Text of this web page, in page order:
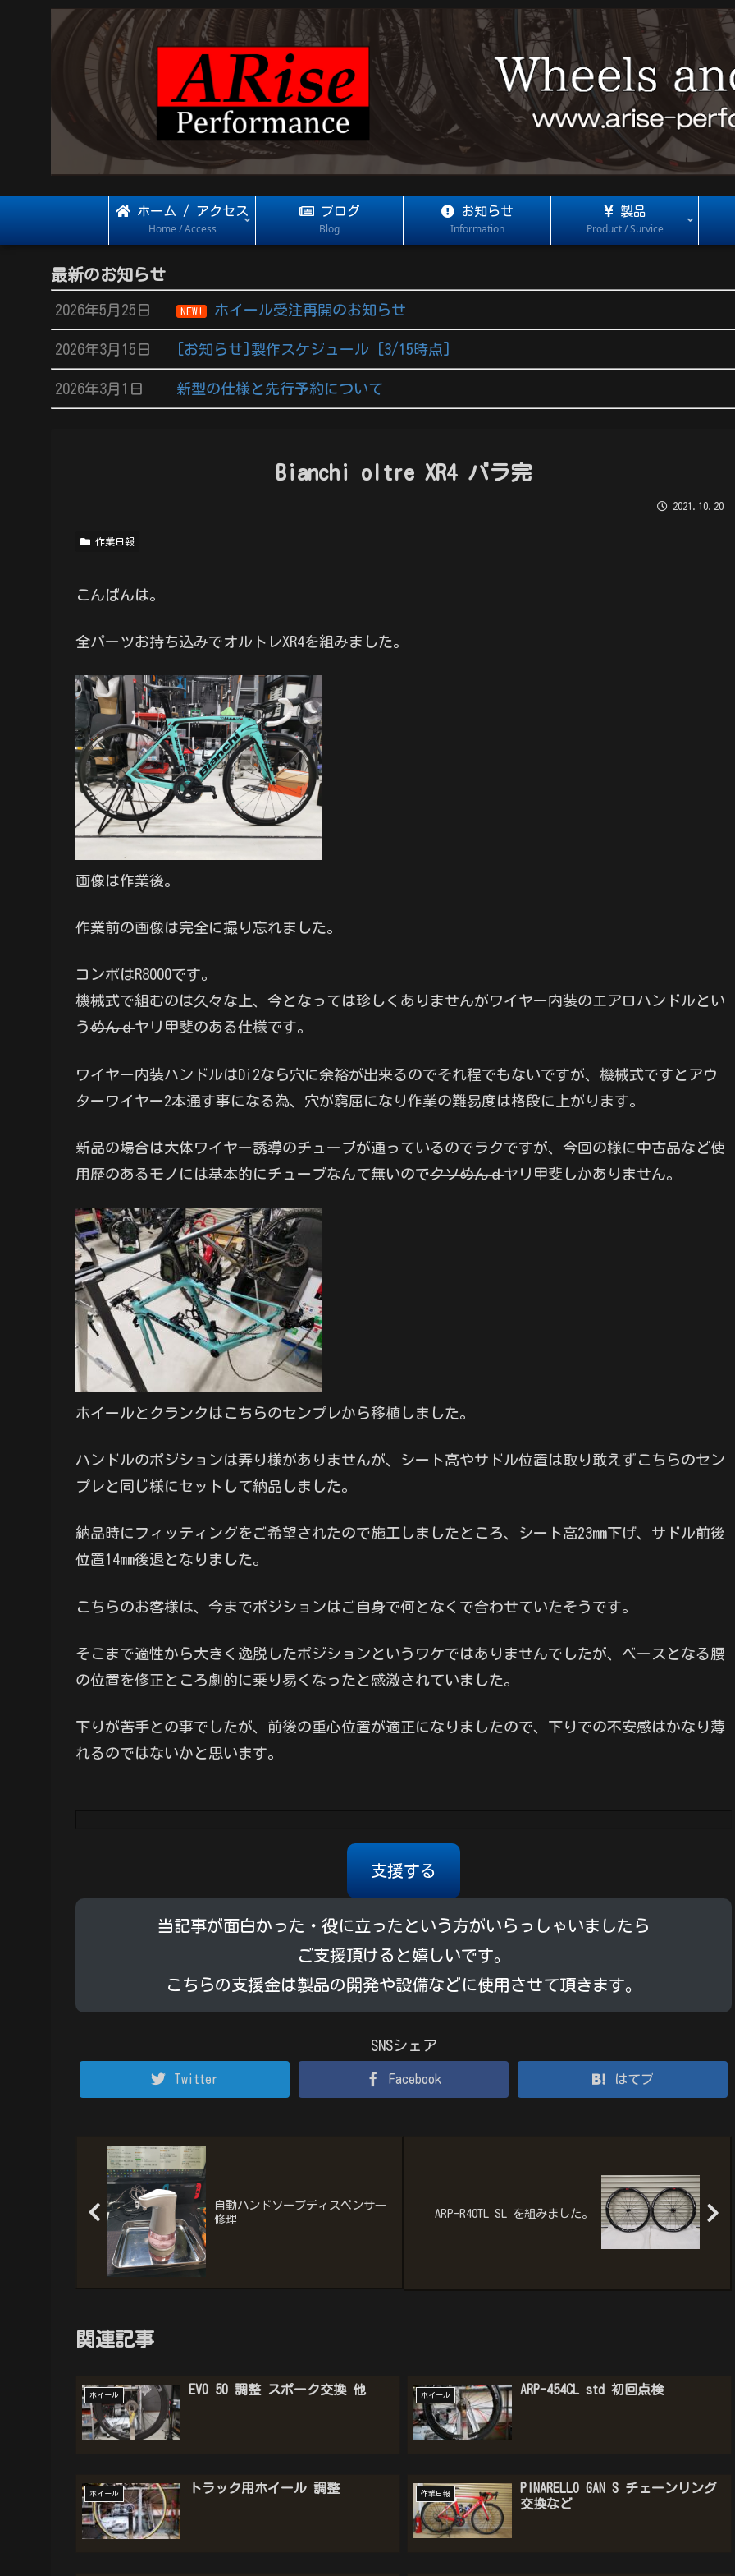
ホーム / アクセス
Home / Access
ブログ
Blog
お知らせ
Information
製品
Product / Survice
最新のお知らせ
2026年5月25日 NEW! ホイール受注再開のお知らせ
2026年3月15日 [お知らせ]製作スケジュール [3/15時点]
2026年3月1日 新型の仕様と先行予約について
Bianchi oltre XR4 バラ完
2021.10.20
作業日報
こんばんは。
全パーツお持ち込みでオルトレXR4を組みました。
画像は作業後。
作業前の画像は完全に撮り忘れました。
コンポはR8000です。
機械式で組むのは久々な上、今となっては珍しくありませんがワイヤー内装のエアロハンドルとい
うめんｄヤリ甲斐のある仕様です。
ワイヤー内装ハンドルはDi2なら穴に余裕が出来るのでそれ程でもないですが、機械式ですとアウ
ターワイヤー2本通す事になる為、穴が窮屈になり作業の難易度は格段に上がります。
新品の場合は大体ワイヤー誘導のチューブが通っているのでラクですが、今回の様に中古品など使
用歴のあるモノには基本的にチューブなんて無いのでクソめんｄヤリ甲斐しかありません。
ホイールとクランクはこちらのセンプレから移植しました。
ハンドルのポジションは弄り様がありませんが、シート高やサドル位置は取り敢えずこちらのセン
プレと同じ様にセットして納品しました。
納品時にフィッティングをご希望されたので施工しましたところ、シート高23mm下げ、サドル前後
位置14mm後退となりました。
こちらのお客様は、今までポジションはご自身で何となくで合わせていたそうです。
そこまで適性から大きく逸脱したポジションというワケではありませんでしたが、ベースとなる腰
の位置を修正ところ劇的に乗り易くなったと感激されていました。
下りが苦手との事でしたが、前後の重心位置が適正になりましたので、下りでの不安感はかなり薄
れるのではないかと思います。
支援する
当記事が面白かった・役に立ったという方がいらっしゃいましたら
ご支援頂けると嬉しいです。
こちらの支援金は製品の開発や設備などに使用させて頂きます。
SNSシェア
Twitter Facebook はてブ
自動ハンドソープディスペンサ―
修理
ARP-R40TL SL を組みました。
関連記事
ホイール EVO 50 調整 スポーク交換 他 ホイール ARP-454CL std 初回点検
ホイール トラック用ホイール 調整 作業日報
PINARELLO GAN S チェーンリング
交換など